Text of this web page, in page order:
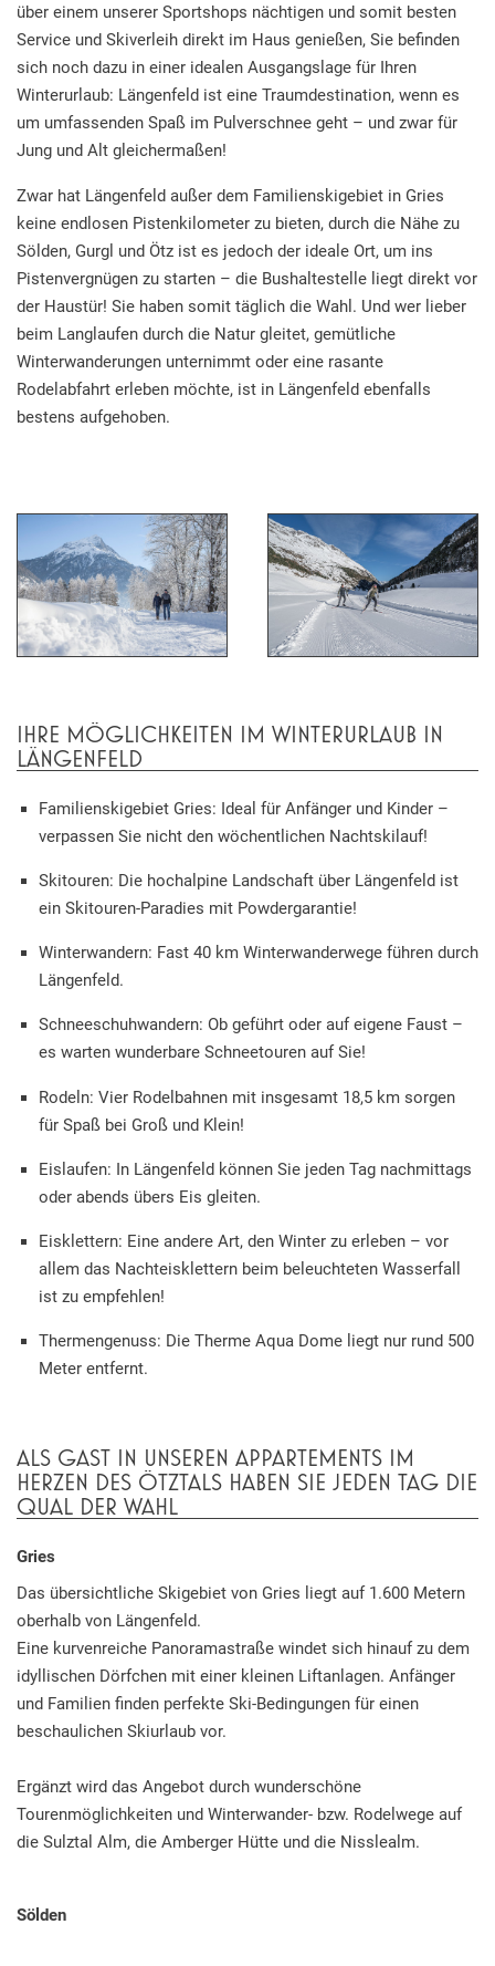
über einem unserer Sportshops nächtigen und somit besten
Service und Skiverleih direkt im Haus genießen, Sie befinden
sich noch dazu in einer idealen Ausgangslage für Ihren
Winterurlaub: Längenfeld ist eine Traumdestination, wenn es
um umfassenden Spaß im Pulverschnee geht – und zwar für
Jung und Alt gleichermaßen!
Zwar hat Längenfeld außer dem Familienskigebiet in Gries
keine endlosen Pistenkilometer zu bieten, durch die Nähe zu
Sölden, Gurgl und Ötz ist es jedoch der ideale Ort, um ins
Pistenvergnügen zu starten – die Bushaltestelle liegt direkt vor
der Haustür! Sie haben somit täglich die Wahl. Und wer lieber
beim Langlaufen durch die Natur gleitet, gemütliche
Winterwanderungen unternimmt oder eine rasante
Rodelabfahrt erleben möchte, ist in Längenfeld ebenfalls
bestens aufgehoben.
IHRE MÖGLICHKEITEN IM WINTERURLAUB IN
LÄNGENFELD
Familienskigebiet Gries: Ideal für Anfänger und Kinder –
verpassen Sie nicht den wöchentlichen Nachtskilauf!
Skitouren: Die hochalpine Landschaft über Längenfeld ist
ein Skitouren-Paradies mit Powdergarantie!
Winterwandern: Fast 40 km Winterwanderwege führen durch
Längenfeld.
Schneeschuhwandern: Ob geführt oder auf eigene Faust –
es warten wunderbare Schneetouren auf Sie!
Rodeln: Vier Rodelbahnen mit insgesamt 18,5 km sorgen
für Spaß bei Groß und Klein!
Eislaufen: In Längenfeld können Sie jeden Tag nachmittags
oder abends übers Eis gleiten.
Eisklettern: Eine andere Art, den Winter zu erleben – vor
allem das Nachteisklettern beim beleuchteten Wasserfall
ist zu empfehlen!
Thermengenuss: Die Therme Aqua Dome liegt nur rund 500
Meter entfernt.
ALS GAST IN UNSEREN APPARTEMENTS IM
HERZEN DES ÖTZTALS HABEN SIE JEDEN TAG DIE
QUAL DER WAHL
Gries
Das übersichtliche Skigebiet von Gries liegt auf 1.600 Metern
oberhalb von Längenfeld.
Eine kurvenreiche Panoramastraße windet sich hinauf zu dem
idyllischen Dörfchen mit einer kleinen Liftanlagen. Anfänger
und Familien finden perfekte Ski-Bedingungen für einen
beschaulichen Skiurlaub vor.
Ergänzt wird das Angebot durch wunderschöne
Tourenmöglichkeiten und Winterwander- bzw. Rodelwege auf
die Sulztal Alm, die Amberger Hütte und die Nisslealm.
Sölden